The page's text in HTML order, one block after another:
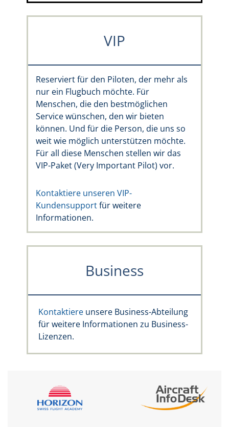
VIP
Reserviert für den Piloten, der mehr als
nur ein Flugbuch möchte. Für
Menschen, die den bestmöglichen
Service wünschen, den wir bieten
können. Und für die Person, die uns so
weit wie möglich unterstützen möchte.
Für all diese Menschen stellen wir das
VIP-Paket (Very Important Pilot) vor.
Kontaktiere unseren VIP-
Kundensupportfür weitere
Informationen.
Business
Kontaktiere unsere Business-Abteilung
für weitere Informationen zu Business-
Lizenzen.